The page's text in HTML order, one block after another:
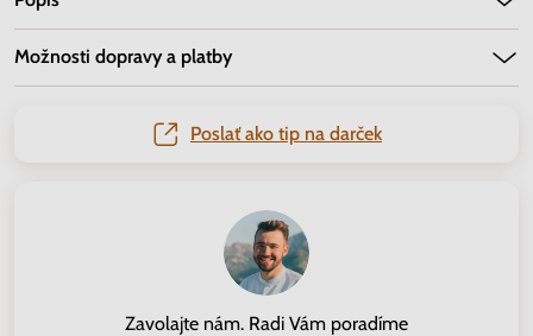
Možnosti dopravy a platby
Poslať ako tip na darček
Zavolajte nám. Radi Vám poradíme